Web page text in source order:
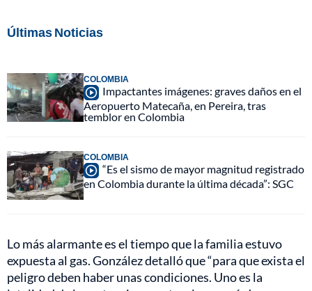
Últimas Noticias
COLOMBIA
Impactantes imágenes: graves daños en el
Aeropuerto Matecaña, en Pereira, tras
temblor en Colombia
COLOMBIA
“Es el sismo de mayor magnitud registrado
en Colombia durante la última década”: SGC
Lo más alarmante es el tiempo que la familia estuvo
expuesta al gas. González detalló que “para que exista el
peligro deben haber unas condiciones. Uno es la